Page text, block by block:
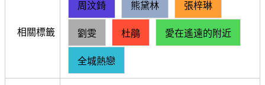
相關標籤
周汶錡 熊黛林 張梓琳
劉雯 杜鵑 愛在遙遠的附近
全城熱戀